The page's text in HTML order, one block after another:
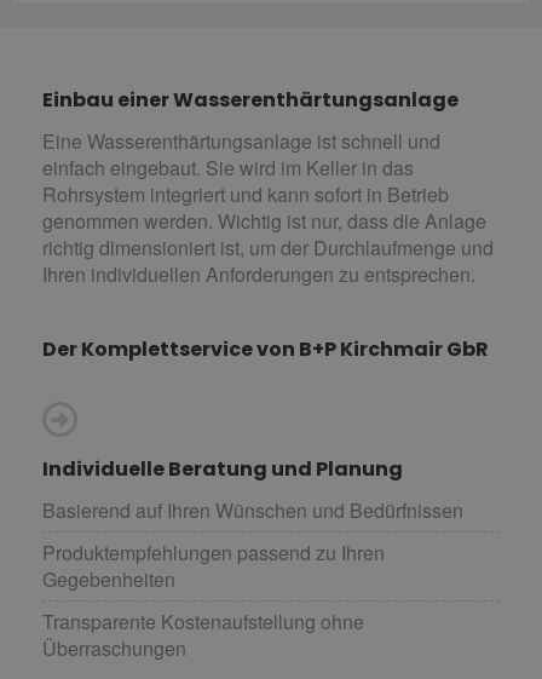
Einbau einer Wasserenthärtungsanlage
Eine Wasserenthärtungsanlage ist schnell und
einfach eingebaut. Sie wird im Keller in das
Rohrsystem integriert und kann sofort in Betrieb
genommen werden. Wichtig ist nur, dass die Anlage
richtig dimensioniert ist, um der Durchlaufmenge und
Ihren individuellen Anforderungen zu entsprechen.
Der Komplettservice von B+P Kirchmair GbR
Individuelle Beratung und Planung
Basierend auf Ihren Wünschen und Bedürfnissen
Produktempfehlungen passend zu Ihren
Gegebenheiten
Transparente Kostenaufstellung ohne
Überraschungen